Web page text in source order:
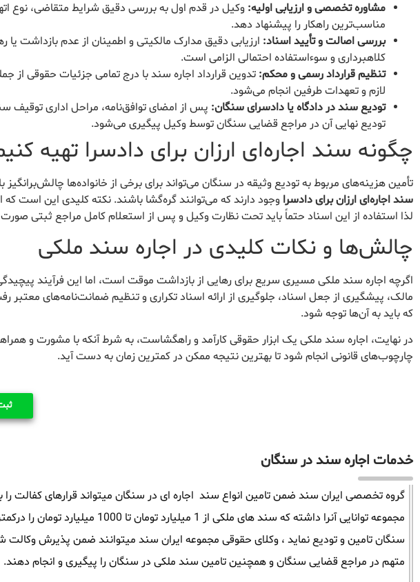
مشاوره تخصصی و ارزیابی اولیه: وکیل در قدم اول به بررسی دقیق شرایط متقاضی، نوع
مناسب‌ترین راهکار را پیشنهاد دهد.
بررسی اصالت و تأیید اسناد: ارزیابی دقیق مدارک مالکیتی و اطمینان از عدم بازداشت
کلاهبرداری و سوءاستفاده احتمالی الزامی است.
تنظیم قرارداد رسمی و محکم: تدوین قرارداد اجاره سند با درج تمامی جزئیات حقوقی از
لازم و تعهدات طرفین انجام می‌شود.
تودیع سند در دادگاه یا دادسرای سنگان: پس از امضای توافق‌نامه، مراحل اداری توقیف
تودیع نهایی آن در مراجع قضایی سنگان توسط وکیل پیگیری می‌شود.
چگونه سند اجاره‌ای ارزان برای دادسرا تهیه
تأمین هزینه‌های مربوط به تودیع وثیقه در سنگان می‌تواند برای برخی از خانواده‌ها
سند اجاره‌ای ارزان برای دادسرا وجود دارند که می‌توانند گره‌گشا باشند. نکته کلیدی این است
لذا استفاده از این اسناد حتماً باید تحت نظارت وکیل و پس از استعلام کامل مراجع ثبتی
چالش‌ها و نکات کلیدی در اجاره سند ملکی
اگرچه اجاره سند ملکی مسیری سریع برای رهایی از بازداشت موقت است، اما این فرآیند
مالک، پیشگیری از جعل اسناد، جلوگیری از ارائه اسناد تکراری و تنظیم ضمانت‌نامه‌های معتبر
که باید به آن‌ها توجه شود.
در نهایت، اجاره سند ملکی یک ابزار حقوقی کارآمد و راهگشاست، به شرط آنکه با مشورت و
چارچوب‌های قانونی انجام شود تا بهترین نتیجه ممکن در کمترین زمان به دست آید.
خدمات اجاره سند در سنگان
گروه تخصصی ایران سند ضمن تامین انواع سند اجاره ای در سنگان میتواند قرارهای کفالت را
مجموعه توانایی آنرا داشته که سند های ملکی
سنگان تامین و تودیع نماید ، وکلای حقوقی مجموعه ایران سند میتوانند ضمن پذیرش وکالت
متهم در مراجع قضایی سنگان و همچنین تامین سند ملکی در سنگان را پیگیری و انجام دهند.